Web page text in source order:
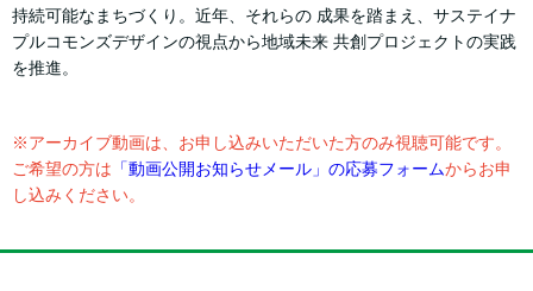
持続可能なまちづくり。近年、それらの 成果を踏まえ、サステイナ
プルコモンズデザインの視点から地域未来 共創プロジェクトの実践
を推進。
※アーカイブ動画は、お申し込みいただいた方のみ視聴可能です。
ご希望の方は 「動画公開お知らせメール」の応募フォームからお申
し込みください。